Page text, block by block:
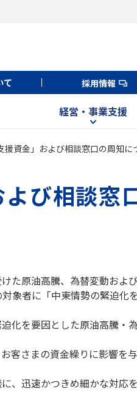
て 採用情報
経営・事業支援
援資金」および相談窓口の周知に
び相談窓
た原油高騰、為替変動およ
象者に「中東情勢の緊迫
化を要因とした原油高騰
さまの資金繰りに影響を
迅速かつきめ細かな対応を